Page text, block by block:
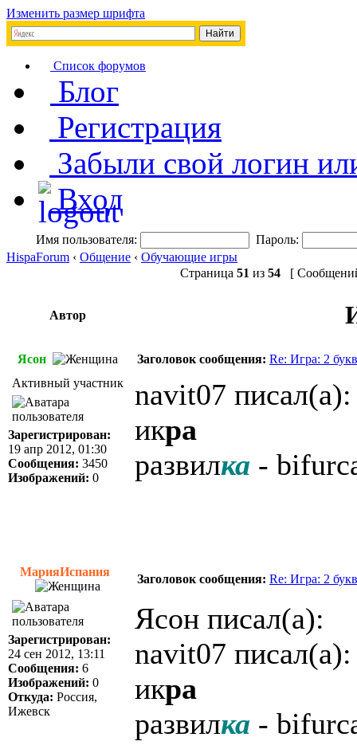
Изменить размер шрифта
Список форумов
Блог
Регистрация
Забыли свой логин
Вход
Имя пользователя:
Пароль:
HispaForum ‹ Общение ‹ Обучающие игры
Страница 51 из 54 [
Автор
Ясон Заголовок сообщения: Re: Игра: 2
Активный участник
Зарегистрирован:
19 апр 2012, 01:30
Сообщения: 3450
Изображений: 0
navit07 писал(а):
икра
развилка -
МарияИспания
Заголовок сообщения: Re: Игра: 2
Зарегистрирован:
24 сен 2012, 13:11
Сообщения: 6
Изображений: 0
Откуда: Россия,
Ижевск
Ясон писал(а):
navit07 писал(а):
икра
развилка -